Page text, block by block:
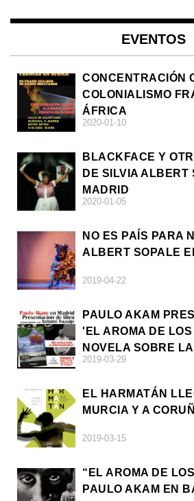
EVENTOS
CONCENTRACIÓN
COLONIALISMO
ÁFRICA
2020-01-10
BLACKFACE Y
DE SILVIA ALBERT
MADRID
2020-01-05
NO ES PAÍS PARA
ALBERT SOPALE
2019-04-22
PAULO AKAM
'EL AROMA DE
NOVELA SOBRE LA
2019-03-29
EL HARMATÁN
MURCIA Y A
2019-03-15
“EL AROMA DE
PAULO AKAM EN